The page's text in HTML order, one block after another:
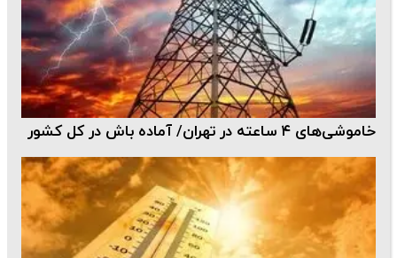
خاموشی‌های ۴ ساعته در تهران/ آماده باش در کل کشور